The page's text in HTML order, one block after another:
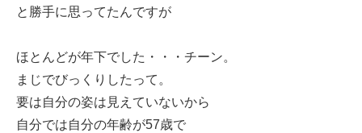
と勝手に思ってたんですが
ほとんどが年下でした・・・チーン。
まじでびっくりしたって。
要は自分の姿は見えていないから
自分では自分の年齢が57歳で